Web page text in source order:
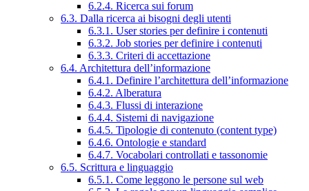
6.2.4. Ricerca sui forum
6.3. Dalla ricerca ai bisogni degli utenti
6.3.1. User stories per definire i contenuti
6.3.2. Job stories per definire i contenuti
6.3.3. Criteri di accettazione
6.4. Architettura dell’informazione
6.4.1. Definire l’architettura dell’informazione
6.4.2. Alberatura
6.4.3. Flussi di interazione
6.4.4. Sistemi di navigazione
6.4.5. Tipologie di contenuto (content type)
6.4.6. Ontologie e standard
6.4.7. Vocabolari controllati e tassonomie
6.5. Scrittura e linguaggio
6.5.1. Come leggono le persone sul web